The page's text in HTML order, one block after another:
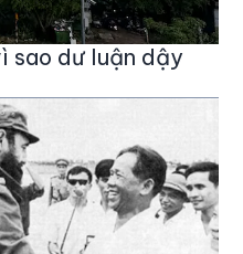
sao dư luận dậy